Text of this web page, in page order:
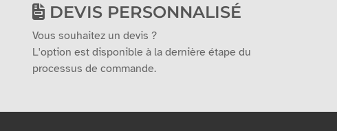
DEVIS PERSONNALISÉ
Vous souhaitez un devis ?
L'option est disponible à la dernière étape du
processus de commande.